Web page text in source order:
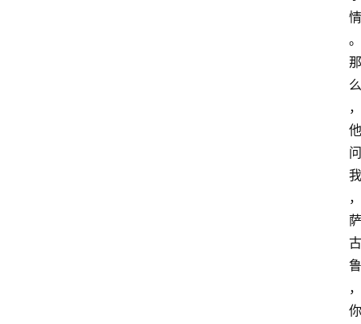
情
。
那
么
，
他
问
我
，
萨
古
鲁
，
你